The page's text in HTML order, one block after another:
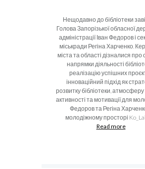
Нещодавно до бібліотеки
Голова Запорізької обласної
адміністрації Іван Федоров і
міськради Регіна Харченко.
міста та області дізналися про
напрямки діяльності
реалізацію успішних
інноваційний підхід як
розвитку бібліотеки, атмосферу
активності та мотивації для
Федоров та Регіна
молодіжному просторі
Read more